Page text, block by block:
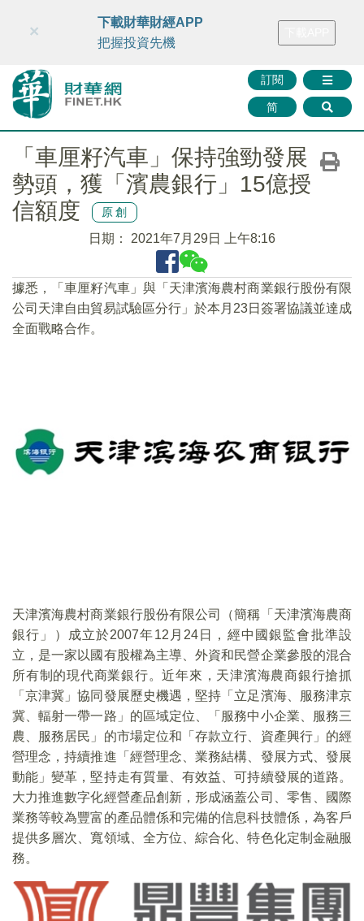
財華智庫網 FINTV FINMETA 財華證券 媒體矩陣
訂閱
简
×
下載財華財經APP
把握投資先機
「車厘籽汽車」保持強勁發展
勢頭，獲「濱農銀行」15億授
信額度
原創
日期： 2021年7月29日 上午8:16
據悉，「車厘籽汽車」與「天津濱海農村商業銀行股份有限
公司天津自由貿易試驗區分行」於本月23日簽署協議並達成
全面戰略合作。
天津濱海農村商業銀行股份有限公司（簡稱「天津濱海農商
銀行」）成立於2007年12月24日，經中國銀監會批準設
立，是一家以國有股權為主導、外資和民營企業參股的混合
所有制的現代商業銀行。近年來，天津濱海農商銀行搶抓
「京津冀」協同發展歷史機遇，堅持「立足濱海、服務津京
冀、輻射一帶一路」的區域定位、「服務中小企業、服務三
農、服務居民」的市場定位和「存款立行、資產興行」的經
營理念，持續推進「經營理念、業務結構、發展方式、發展
動能」變革，堅持走有質量、有效益、可持續發展的道路。
大力推進數字化經營產品創新，形成涵蓋公司、零售、國際
業務等較為豐富的產品體係和完備的信息科技體係，為客戶
提供多層次、寬領域、全方位、綜合化、特色化定制金融服
務。